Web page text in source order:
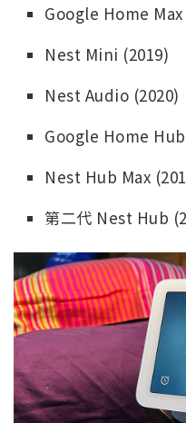
Google Home Max
Nest Mini (2019)
Nest Audio (2020)
Google Home
Nest Hub Max
第二代 Nest Hub